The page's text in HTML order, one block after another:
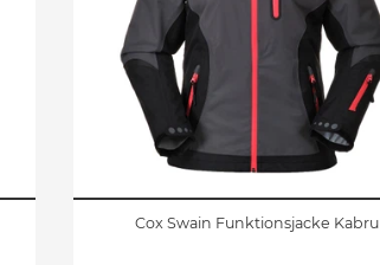
Cox Swain Funktionsjacke Kabru